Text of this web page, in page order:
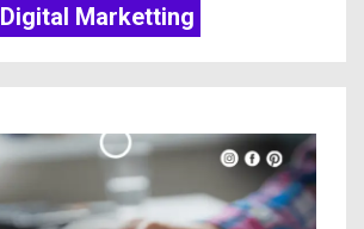
Digital Marketting